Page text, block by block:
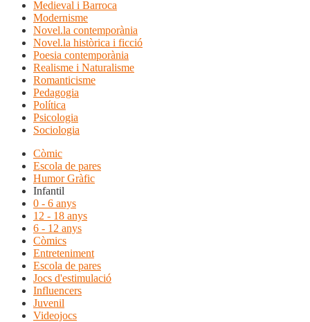
Medieval i Barroca
Modernisme
Novel.la contemporània
Novel.la històrica i ficció
Poesia contemporània
Realisme i Naturalisme
Romanticisme
Pedagogia
Política
Psicologia
Sociologia
Còmic
Escola de pares
Humor Gràfic
Infantil
0 - 6 anys
12 - 18 anys
6 - 12 anys
Còmics
Entreteniment
Escola de pares
Jocs d'estimulació
Influencers
Juvenil
Videojocs